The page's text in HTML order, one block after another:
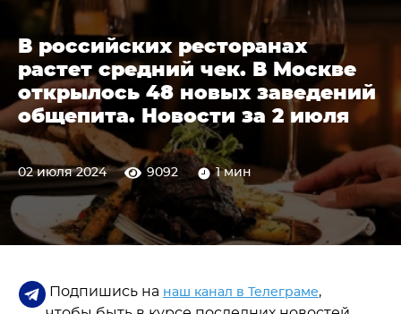
В российских ресторанах
растет средний чек. В Москве
открылось 48 новых заведений
общепита. Новости за 2 июля
02 июля 2024 9092 1 мин
Подпишись на наш канал в Телеграме,